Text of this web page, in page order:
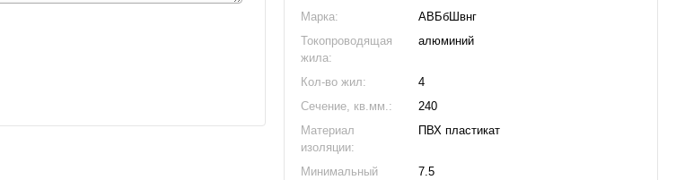
Марка:
АВБбШвнг
Токопроводящая
жила:
алюминий
Кол-во жил:
4
Сечение, кв.мм.:
240
Материал
изоляции:
ПВХ пластикат
Минимальный
7.5